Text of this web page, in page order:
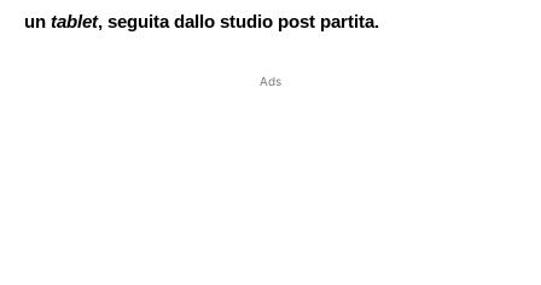
un tablet, seguita dallo studio post partita.
Ads